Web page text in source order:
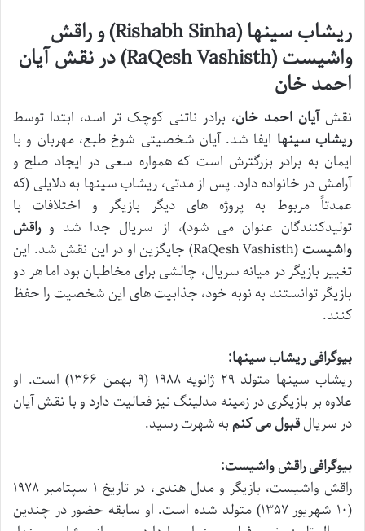
ریشاب سینها (Rishabh Sinha) و راقش
واشیست (RaQesh Vashisth) در نقش آیان
احمد خان
نقشآیان احمد خان، برادر ناتنی کوچک تر اسد، ابتدا توسط
ریشاب سینها ایفا شد. آیان شخصیتی شوخ طبع، مهربان و با
ایمان به برادر بزرگترش است که همواره سعی در ایجاد صلح و
آرامش در خانواده دارد. پس از مدتی، ریشاب سینها به دلایلی (که
عمدتاً مربوط به پروژه های دیگر بازیگر و اختلافات با
تولیدکنندگان عنوان می شود)، از سریال جدا شد وراقش
واشیست
(RaQesh Vashisth) جایگزین او در این نقش شد. این
تغییر بازیگر در میانه سریال، چالشی برای مخاطبان بود اما هر دو
بازیگر توانستند به نوبه خود، جذابیت های این شخصیت را حفظ
کنند.
بیوگرافی ریشاب سینها:
ریشاب سینها متولد ۲۹ ژانویه ۱۹۸۸ (۹ بهمن ۱۳۶۶) است. او
علاوه بر بازیگری در زمینه مدلینگ نیز فعالیت دارد و با نقش آیان
در سریالقبول می کنم به شهرت رسید.
بیوگرافی راقش واشیست:
راقش واشیست، بازیگر و مدل هندی، در تاریخ ۱ سپتامبر ۱۹۷۸
(۱۰ شهریور ۱۳۵۷) متولد شده است. او سابقه حضور در چندین